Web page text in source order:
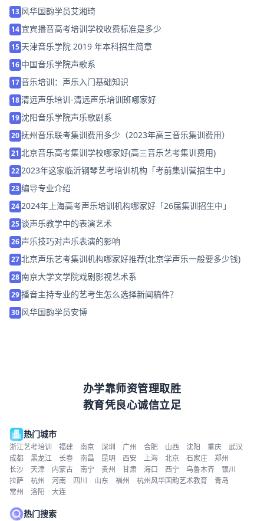
13 风华国韵学员艾湘琦
14 宜宾播音高考培训学校收费标准是多少
15 天津音乐学院 2019 年本科招生简章
16 中国音乐学院声歌系
17音乐培训：声乐入门基础知识
18清远声乐培训-清远声乐培训班哪家好
19沈阳音乐学院声乐歌剧系
20抚州音乐联考集训费用多少（2023年高三音乐集训费用）
21 北京音乐高考集训学校哪家好(高三音乐艺考集训费用)
222023年这家临沂钢琴艺考培训机构「考前集训营招生中」
23编导专业介绍
242024年上海高考声乐培训机构哪家好「26届集训招生中」
25谈声乐教学中的表演艺术
26 声乐技巧对声乐表演的影响
27北京声乐艺考集训机构哪家好推荐(北京学声乐一般要多少钱)
28南京大学文学院戏剧影视艺术系
29播音主持专业的艺考生怎么选择新闻稿件？
30 风华国韵学员安博
办学靠师资管理取胜
教育凭良心诚信立足
热门城市
浙江艺考培训 福建 南京 深圳 广州 合肥 山西 沈阳 重庆
武汉
成都
黑龙江 长春 南昌 昆明 西安 上海 北京 石家庄
郑州
长沙
天津 内蒙古 南宁 贵州 甘肃 海口 西宁 乌鲁木齐
银川
拉萨
杭州 河南 四川 山东 福州 杭州风华国韵艺术教育
青岛
常州
洛阳 大连
热门搜索